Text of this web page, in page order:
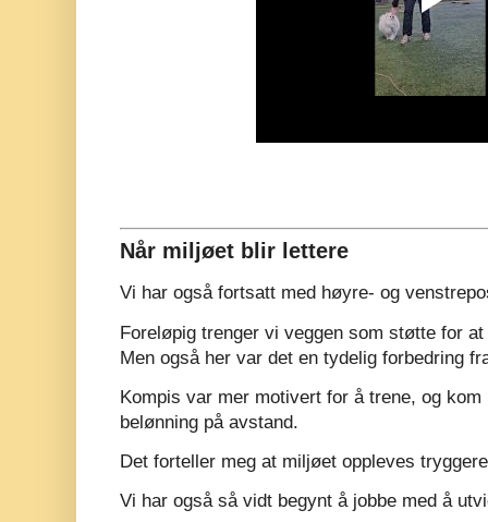
Når miljøet blir lettere
Vi har også fortsatt med høyre- og
Foreløpig trenger vi veggen som støtte for
Men også her var det en tydelig forbedring
Kompis var mer motivert for å trene, og
belønning på avstand.
Det forteller meg at miljøet oppleves
Vi har også så vidt begynt å jobbe med å